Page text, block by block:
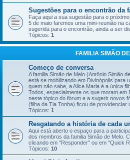
Sugestões para o encontrão da
Faça aqui a sua sugestão para o
5 de maio faremos uma mini-reunião na
sugerida para o encontrão, ainda a ser
Tópicos: 1
FAMILIA SIMÃO
Começo de conversa
A familia Simão de Melo (Antônio Simão
está se mobilizando em Divinópolis para
quem não sabe, a Alice Maria é a única
Todos, especialmente os que moram
neste tópico do fórum e a sugerir novos
(filha da Tia Tonha) ficou de providenciar
Tópicos: 1
Resgatando a história de cada
Aqui está aberto o espaço para a
dos membros da familia Simão de Melo.
clicando em "Responder" ou em "Quick
Tópicos: 10